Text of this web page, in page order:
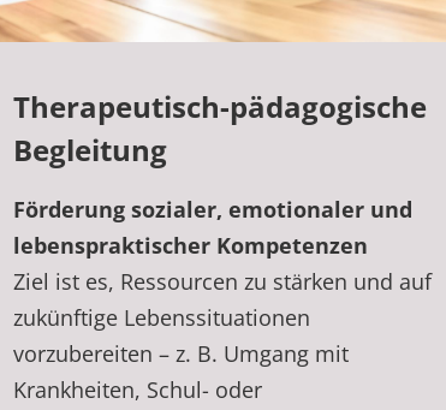
Therapeutisch-pädagogische
Begleitung
Förderung sozialer, emotionaler und
lebenspraktischer Kompetenzen
Ziel ist es, Ressourcen zu stärken und auf
zukünftige Lebenssituationen
vorzubereiten – z. B. Umgang mit
Krankheiten, Schul- oder